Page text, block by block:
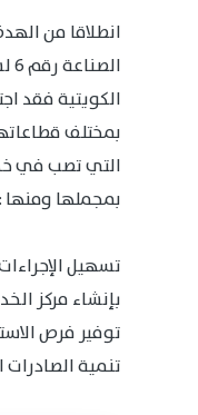
انطلاقا من
الكويتية فقد
بمختلف
التي تصب في
بمجملها ومنها :
تسهيل
بإنشاء مركز
توفير فرص
تنمية الصادرات